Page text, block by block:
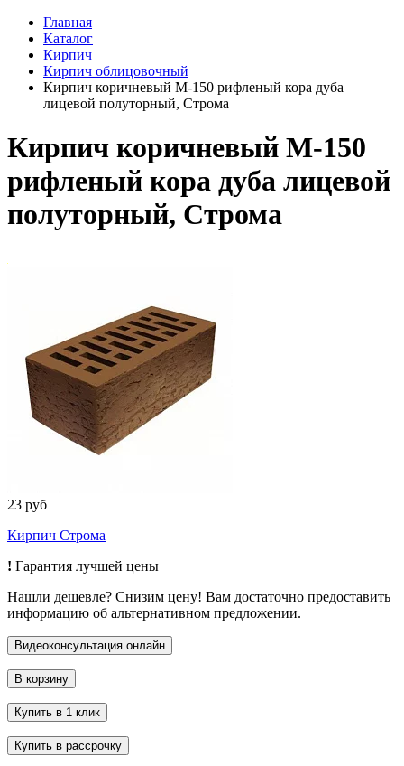
Главная
Каталог
Кирпич
Кирпич облицовочный
Кирпич коричневый М-150 рифленый кора дуба
лицевой полуторный, Строма
Кирпич коричневый М-150
рифленый кора дуба лицевой
полуторный, Строма
23 руб
Кирпич Строма
! Гарантия лучшей цены
Нашли дешевле? Снизим цену! Вам достаточно предоставить
информацию об альтернативном предложении.